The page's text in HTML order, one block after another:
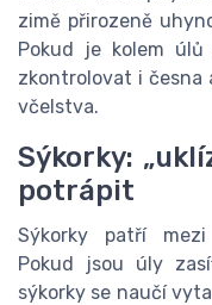
zimě přirozeně
Pokud je kolem
zkontrolovat i česna
včelstva.
Sýkorky:
potrápit
Sýkorky patří
Pokud jsou úly
sýkorky se naučí